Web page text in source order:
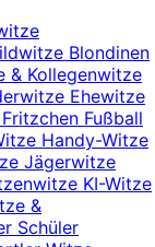
Blondinen
& Kollegenwitze
Ehewitze
Fritzchen Fußball
Handy-Witze
Jägerwitze
KI-Witze
&
Schüler